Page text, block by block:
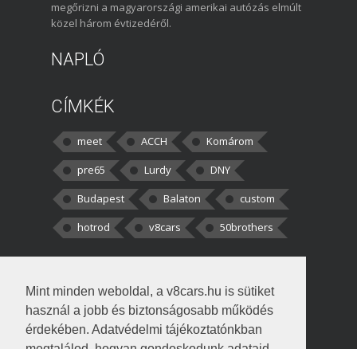
Mint minden weboldal, a v8cars.hu is sütiket
használ a jobb és biztonságosabb működés
érdekében. Adatvédelmi tájékoztatónkban
megőrizni a magyarországi amerikai autózás elmúlt
közel három évtizedéről.
NAPLÓ
CÍMKÉK
meet ACCH
Komárom
pre65
Lurdy
DNY
Budapest
Balaton
custom
hotrod
v8cars 50brothers
kortisz:Elszúrtam! Én csak két
darabbaal számoltam. Nem tudtam, hogy fél autót,